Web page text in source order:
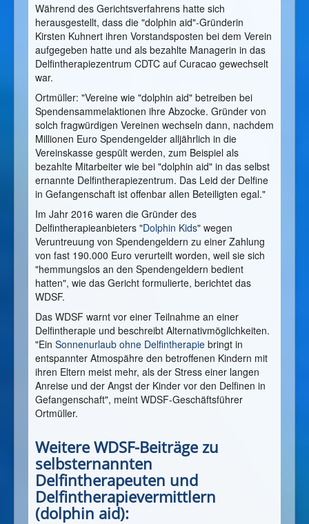
Während des Gerichtsverfahrens hatte sich
herausgestellt, dass die "dolphin aid"-Gründerin
Kirsten Kuhnert ihren Vorstandsposten bei dem Verein
aufgegeben hatte und als bezahlte Managerin in das
Delfintherapiezentrum CDTC auf Curacao gewechselt
war.
Ortmüller: "Vereine wie "dolphin aid" betreiben bei
Spendensammelaktionen ihre Abzocke. Gründer von
solch fragwürdigen Vereinen wechseln dann, nachdem
Millionen Euro Spendengelder alljährlich in die
Vereinskasse gespült werden, zum Beispiel als
bezahlte Mitarbeiter wie bei "dolphin aid" in das selbst
ernannte Delfintherapiezentrum. Das Leid der Delfine
in Gefangenschaft ist offenbar allen Beteiligten egal."
Im Jahr 2016 waren die Gründer des
Delfintherapieanbieters "Dolphin Kids" wegen
Veruntreuung von Spendengeldern zu einer Zahlung
von fast 190.000 Euro verurteilt worden, weil sie sich
"hemmungslos an den Spendengeldern bedient
hatten", wie das Gericht formulierte, berichtet das
WDSF.
Das WDSF warnt vor einer Teilnahme an einer
Delfintherapie und beschreibt Alternativmöglichkeiten.
"Ein Sonnenurlaub ohne Delfintherapie bringt in
entspannter Atmospähre den betroffenen Kindern mit
ihren Eltern meist mehr, als der Stress einer langen
Anreise und der Angst der Kinder vor den Delfinen in
Gefangenschaft", meint WDSF-Geschäftsführer
Ortmüller.
Weitere WDSF-Beiträge zu
selbsternannten
Delfintherapeuten und
Delfintherapievermittlern
(dolphin aid):